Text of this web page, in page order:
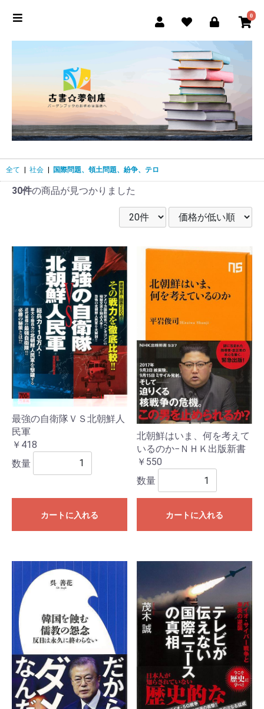
0
全て | 社会 | 国際問題、領土問題、紛争、テロ
30件の商品が見つかりました
最強の自衛隊ＶＳ北朝鮮人
民軍
￥418
数量
カートに入れる
北朝鮮はいま、何を考えて
いるのか−ＮＨＫ出版新書
￥550
数量
カートに入れる